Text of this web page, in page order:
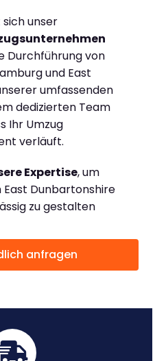
sich unser
Durchführung von
und East
umfassenden
dedizierten Team
Ihr Umzug
verläuft.
Expertise, um
Dunbartonshire
zu gestalten
anfragen